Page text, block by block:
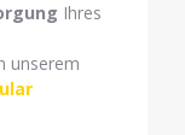
Ihres
unserem